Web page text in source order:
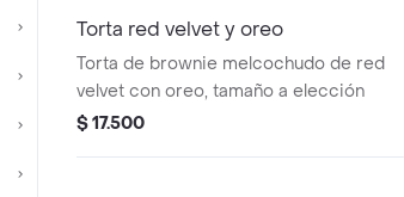
Torta red velvet y oreo
Torta de brownie melcochudo de red
velvet con oreo, tamaño a elección
$ 17.500